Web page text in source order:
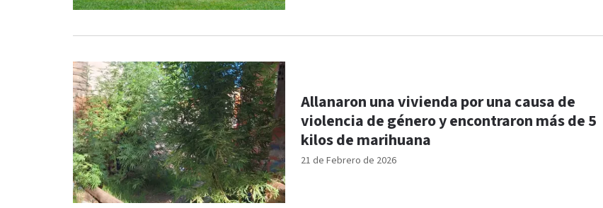
21 de Febrero de 2026
Allanaron una vivienda por una causa de
violencia de género y encontraron más de 5
kilos de marihuana